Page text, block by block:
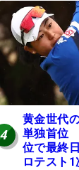
4
黄金世代
単独首位
位で最終
ロテスト1